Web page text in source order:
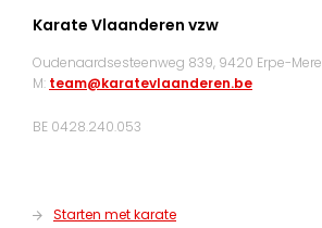
Karate Vlaanderen vzw
Oudenaardsesteenweg 839, 9420 Erpe-Mere
M: team@karatevlaanderen.be
BE 0428.240.053
Starten met karate